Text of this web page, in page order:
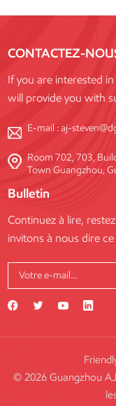
CONTACTEZ-
If you are interested
will provide you with
E-mail :aj-
Room 702, 703,
Town Guangzhou,
Bulletin
Continuez à lire,
invitons à nous dire
© 2026 Guangzhou